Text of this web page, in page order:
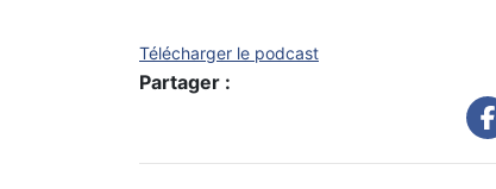
Télécharger le podcast
Partager :